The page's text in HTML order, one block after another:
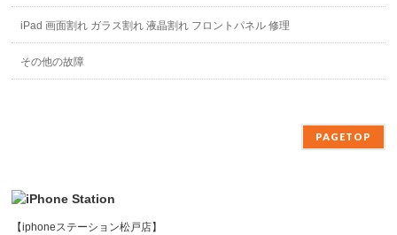
iPad 画面割れ ガラス割れ 液晶割れ フロントパネル 修理
その他の故障
PAGETOP
【iphoneステーション松戸店】